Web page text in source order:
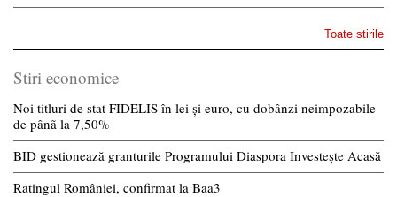
Toate stirile
Stiri economice
Noi titluri de stat FIDELIS în lei și euro, cu dobânzi neimpozabile
de pânã la 7,50%
BID gestionează granturile Programului Diaspora Investește Acasă
Ratingul României, confirmat la Baa3